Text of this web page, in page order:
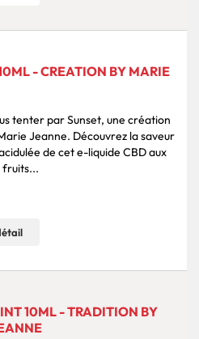
- CREATION BY MARIE
tenter par Sunset, une création
Jeanne. Découvrez la saveur
de cet e-liquide CBD aux
fruits...
10ML - TRADITION BY